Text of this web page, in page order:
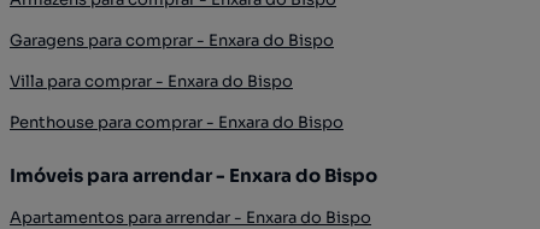
Garagens para comprar - Enxara do Bispo
Villa para comprar - Enxara do Bispo
Penthouse para comprar - Enxara do Bispo
Imóveis para arrendar - Enxara do Bispo
Apartamentos para arrendar - Enxara do Bispo